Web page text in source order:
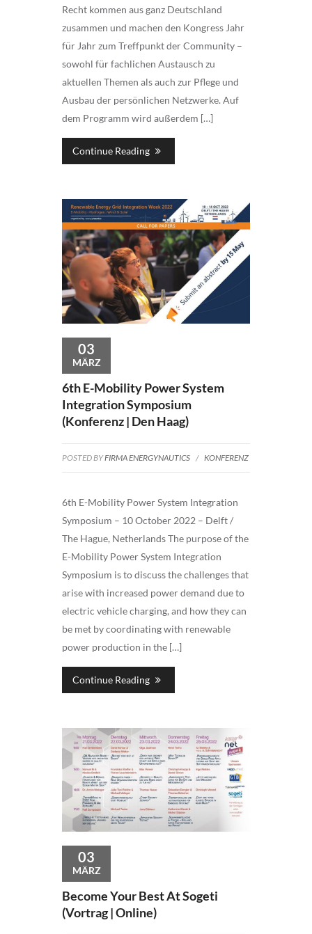
Recht kommen aus ganz Deutschland
zusammen und machen den Kongress Jahr
für Jahr zum Treffpunkt der Community –
sowohl für fachlichen Austausch zu
aktuellen Themen als auch zur Pflege und
Ausbau der persönlichen Netzwerke. Auf
dem Programm wird außerdem […]
Continue Reading
03
MÄRZ
6th E-Mobility Power System
Integration Symposium
(Konferenz | Den Haag)
POSTED BYFIRMA ENERGYNAUTICS / KONFERENZ
6th E-Mobility Power System Integration
Symposium – 10 October 2022 – Delft /
The Hague, Netherlands The purpose of the
E-Mobility Power System Integration
Symposium is to discuss the challenges that
arise with increased power demand due to
electric vehicle charging, and how they can
be met by coordinating with renewable
power production in the […]
Continue Reading
03
MÄRZ
Become Your Best At Sogeti
(Vortrag | Online)